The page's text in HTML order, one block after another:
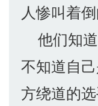
人惨叫着
他们知
不知道自
方绕道的